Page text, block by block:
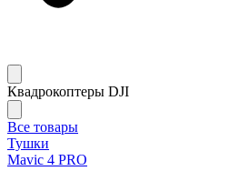
Квадрокоптеры DJI
Все товары
Тушки
Mavic 4 PRO